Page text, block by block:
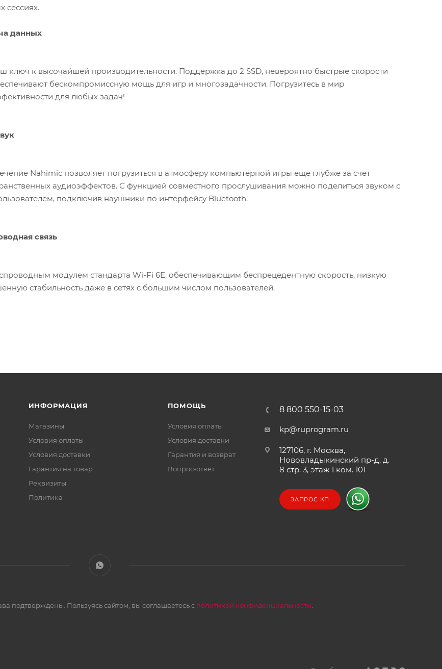
сессиях.
данных
ключ к высочайшей производительности. Поддержка до 2 SSD, невероятно быстрые скорости
бескомпромиссную мощь для игр и многозадачности. Погрузитесь в мир
для любых задач!
Nahimic позволяет погрузиться в атмосферу компьютерной игры еще глубже за счет
аудиоэффектов. С функцией совместного прослушивания можно поделиться звуком с
подключив наушники по интерфейсу Bluetooth.
связь
модулем стандарта Wi-Fi 6E, обеспечивающим беспрецедентную скорость, низкую
стабильность даже в сетях с большим числом пользователей.
ИНФОРМАЦИЯ
Магазины
Условия оплаты
Условия доставки
Гарантия на товар
Реквизиты
Политика
ПОМОЩЬ
Условия оплаты
Условия доставки
Гарантия и возврат
Вопрос-ответ
8 800 550-15-03
kp@ruprogram.ru
127106, г. Москва,
Нововладыкинский пр-д, д.
8 стр. 3, этаж 1 ком. 101
ЗАПРОС КП
подтверждены. Пользуясь сайтом, вы соглашаетесь с политикой конфиденциальности